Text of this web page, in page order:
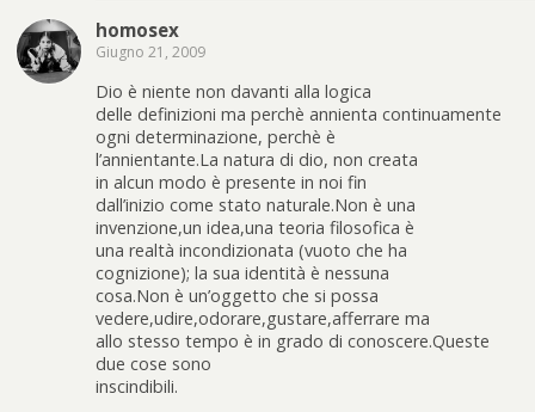
homosex
Giugno 21, 2009
Dio è niente non davanti alla logica
delle definizioni ma perchè annienta continuamente
ogni determinazione, perchè è
l’annientante.La natura di dio, non creata
in alcun modo è presente in noi fin
dall’inizio come stato naturale.Non è una
invenzione,un idea,una teoria filosofica è
una realtà incondizionata (vuoto che ha
cognizione); la sua identità è nessuna
cosa.Non è un’oggetto che si possa
vedere,udire,odorare,gustare,afferrare ma
allo stesso tempo è in grado di conoscere.Queste
due cose sono
inscindibili.